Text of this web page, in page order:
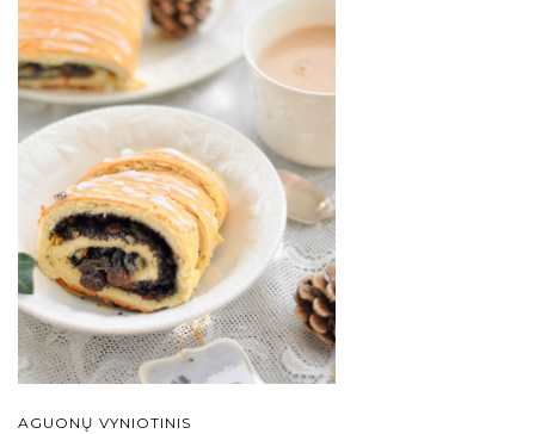
AGUONŲ VYNIOTINIS